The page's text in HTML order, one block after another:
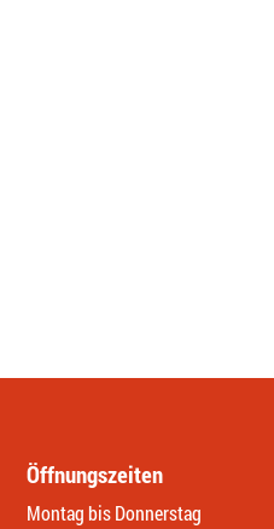
Öffnungszeiten
Montag bis Donnerstag